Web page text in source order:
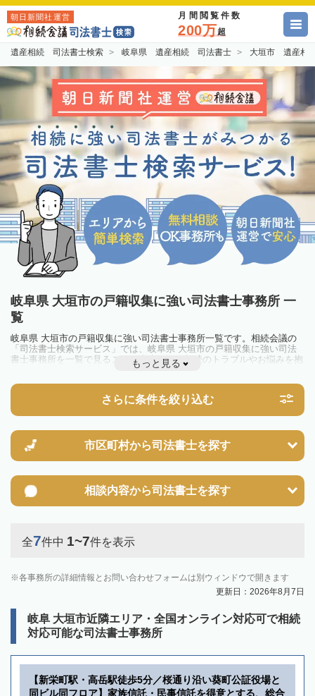
朝日新聞社運営 月間閲覧件数
200万超
遺産相続 司法書士検索 岐阜県 遺産相続 司法書士 大垣市 遺産相
岐阜県 大垣市の戸籍収集に強い司法書士事務所 一
覧
岐阜県 大垣市の戸籍収集に強い司法書士事務所一覧です。相続会議の
「司法書士検索サービス」では、岐阜県 大垣市の戸籍収集に強い司法
書士事務所を一覧で見ることが出来ます。相続のトラブルやお悩みを抱
えている方は一度近隣の司法書士に相談してみましょう。
もっと見る
さらに条件を絞り込む
市区町村から司法書士を探す
相談内容から司法書士を探す
全7件中 1~7件を表示
各事務所の詳細情報とお問い合わせフォームは別ウィンドウで開きます
更新日：2026年8月7日
岐阜 大垣市近隣エリア・全国オンライン対応可で相続
対応可能な司法書士事務所
【新栄町駅・高岳駅徒歩5分／桜通り沿い葵町公証役場と
同ビル同フロア】家族信託・民事信託を得意とする、総合